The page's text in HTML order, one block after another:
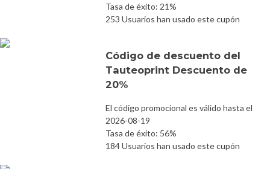
Tasa de éxito: 21%
253 Usuarios han usado este cupón
Código de descuento del
Tauteoprint Descuento de
20%
El código promocional es válido hasta el
2026-08-19
Tasa de éxito: 56%
184 Usuarios han usado este cupón